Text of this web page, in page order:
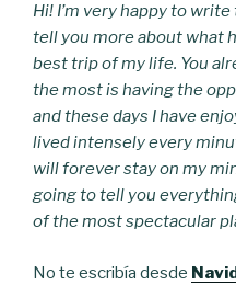
Hi! I’m very happy to
tell you more about what
best trip of my life. You
the most is having the
and these days I have
lived intensely every
will forever stay on my
going to tell you
of the most spectacular
No te escribía desde